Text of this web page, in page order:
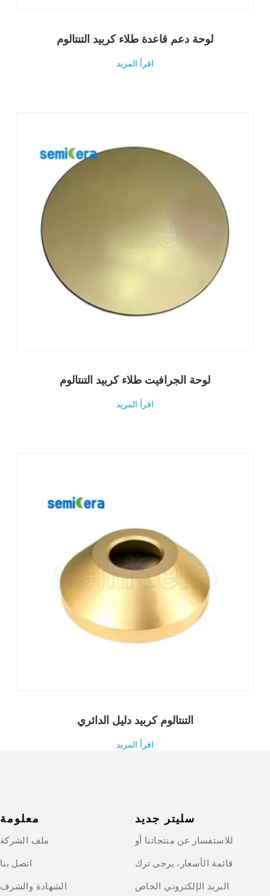
لوحة دعم قاعدة طلاء كربيد التنتالوم
اقرأ المزيد
لوحة الجرافيت طلاء كربيد التنتالوم
اقرأ المزيد
التنتالوم كربيد دليل الدائري
اقرأ المزيد
معلومة
ملف الشركة
اتصل بنا
الشهادة والشرف
سليتر جديد
للاستفسار عن منتجاتنا أو
قائمة الأسعار، يرجى ترك
البريد الإلكتروني الخاص